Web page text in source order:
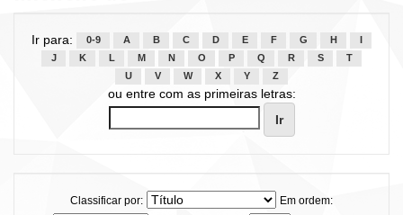
Ir para: 0-9 A B C D E F G H
J
K L M N O P Q R S
T
U
V W X Y Z
ou entre com as primeiras letras:
Classificar por:
Em ordem: